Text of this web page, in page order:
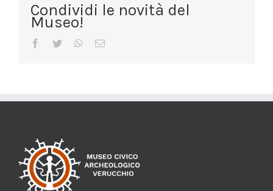
Condividi le novità del
Museo!
Facebook
Twitter WhatsApp
Email